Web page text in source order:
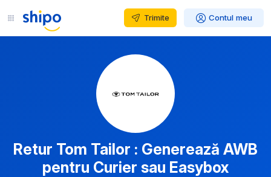
Trimite Contul meu
Retur Tom Tailor : Generează AWB
pentru Curier sau Easybox